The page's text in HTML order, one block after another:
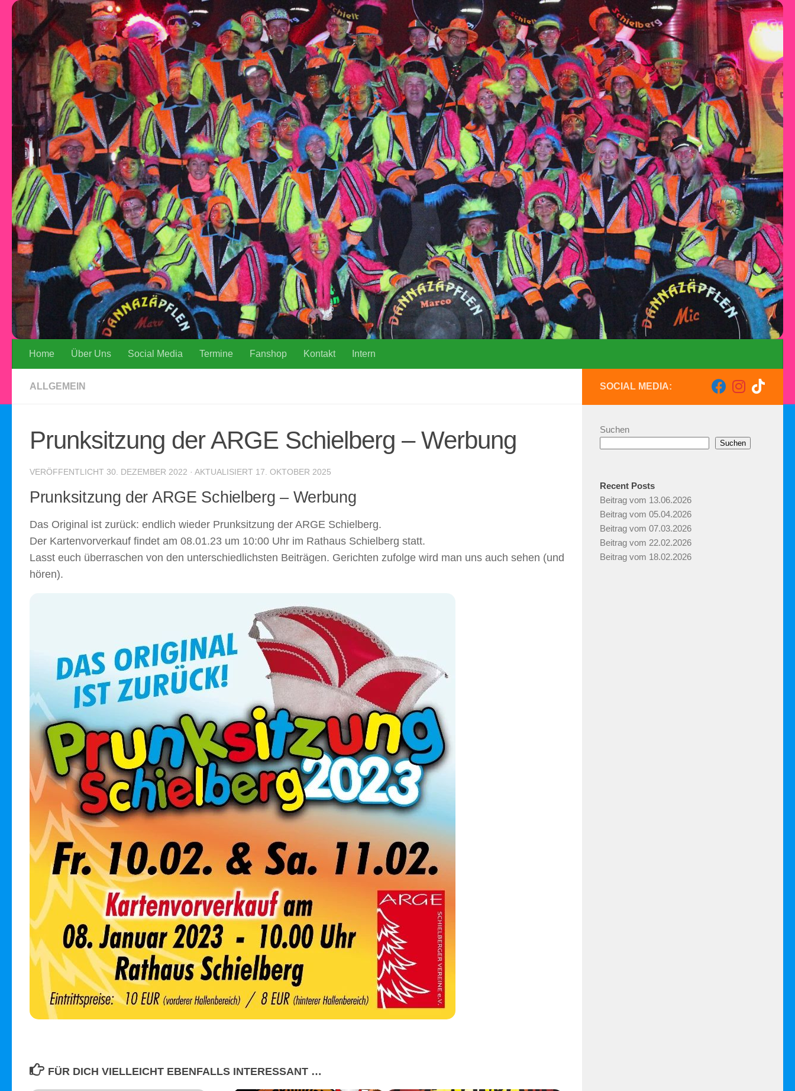
Zum Inhalt springen
Home Über Uns Social Media Termine Fanshop Kontakt Intern
ALLGEMEIN
Prunksitzung der ARGE Schielberg – Werbung
VERÖFFENTLICHT 30. DEZEMBER 2022 · AKTUALISIERT 17. OKTOBER 2025
Prunksitzung der ARGE Schielberg – Werbung
Das Original ist zurück: endlich wieder Prunksitzung der ARGE Schielberg.
Der Kartenvorverkauf findet am 08.01.23 um 10:00 Uhr im Rathaus Schielberg statt.
Lasst euch überraschen von den unterschiedlichsten Beiträgen. Gerichten zufolge wird man uns auch sehen (und
hören).
FÜR DICH VIELLEICHT EBENFALLS INTERESSANT …
SOCIAL MEDIA:
Suchen
Suchen
Recent Posts
Beitrag vom 13.06.2026
Beitrag vom 05.04.2026
Beitrag vom 07.03.2026
Beitrag vom 22.02.2026
Beitrag vom 18.02.2026